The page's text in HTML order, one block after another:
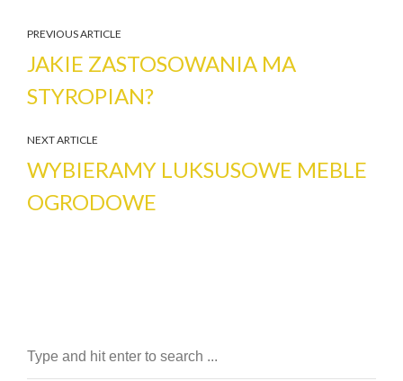
PREVIOUS ARTICLE
JAKIE ZASTOSOWANIA MA
STYROPIAN?
NEXT ARTICLE
WYBIERAMY LUKSUSOWE MEBLE
OGRODOWE